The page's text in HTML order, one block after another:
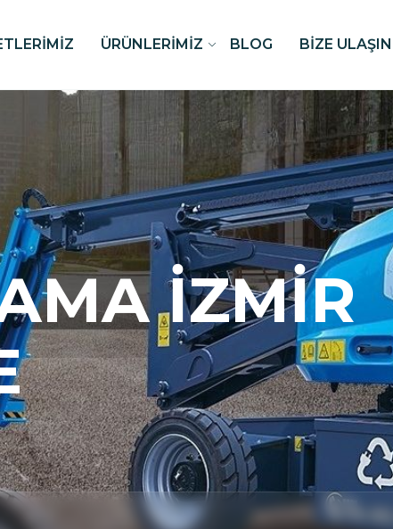
ÜRÜNLERIMIZ BLOG BIZE ULAŞIN
İZMIR